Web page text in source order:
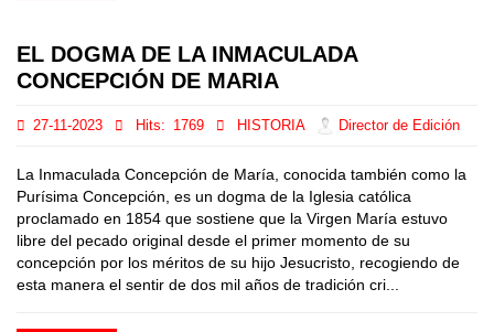
EL DOGMA DE LA INMACULADA
CONCEPCIÓN DE MARIA
27-11-2023 Hits: 1769 HISTORIA Director de Edición
La Inmaculada Concepción de María, conocida también como la
Purísima Concepción, es un dogma de la Iglesia católica
proclamado en 1854 que sostiene que la Virgen María estuvo
libre del pecado original desde el primer momento de su
concepción por los méritos de su hijo Jesucristo, recogiendo de
esta manera el sentir de dos mil años de tradición cri...